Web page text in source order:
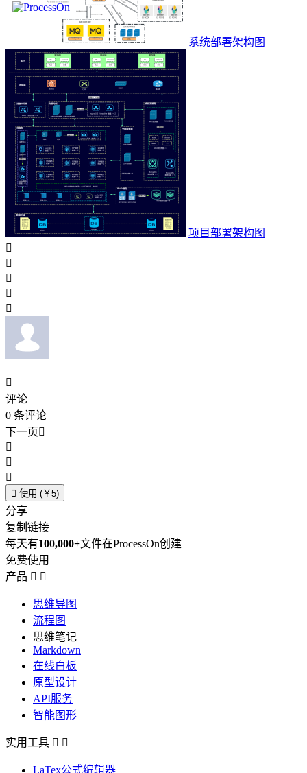
系统部署架构图
项目部署架构图






评论
0 条评论
下一页



 使用 (￥5)
分享
复制链接
每天有100,000+文件在ProcessOn创建
免费使用
产品  
思维导图
流程图
思维笔记
Markdown
在线白板
原型设计
API服务
智能图形
实用工具  
LaTex公式编辑器